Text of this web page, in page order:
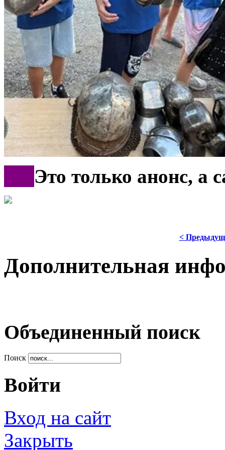
Это только анонс, а
<
Дополнительная
Объединенный поиск
Поиск
Войти
Вход на сайт
Закрыть